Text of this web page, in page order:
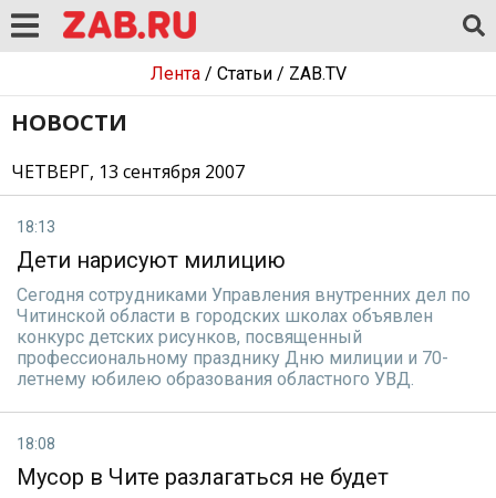
Лента/ Статьи/ ZAB.TV
НОВОСТИ
ЧЕТВЕРГ, 13 сентября 2007
18:13
Дети нарисуют милицию
Сегодня сотрудниками Управления внутренних дел по
Читинской области в городских школах объявлен
конкурс детских рисунков, посвященный
профессиональному празднику Дню милиции и 70-
летнему юбилею образования областного УВД.
18:08
Мусор в Чите разлагаться не будет